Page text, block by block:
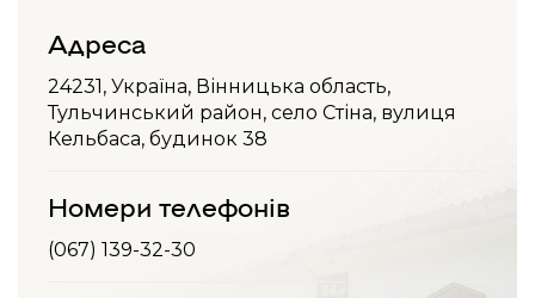
Адреса
24231, Україна, Вінницька область,
Тульчинський район, село Стіна, вулиця
Кельбаса, будинок 38
Номери телефонів
(067) 139-32-30